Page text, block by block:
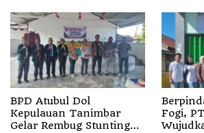
BPD Atubul Dol
Kepulauan Tanimbar
Gelar Rembug Stunting
Fogi, PT